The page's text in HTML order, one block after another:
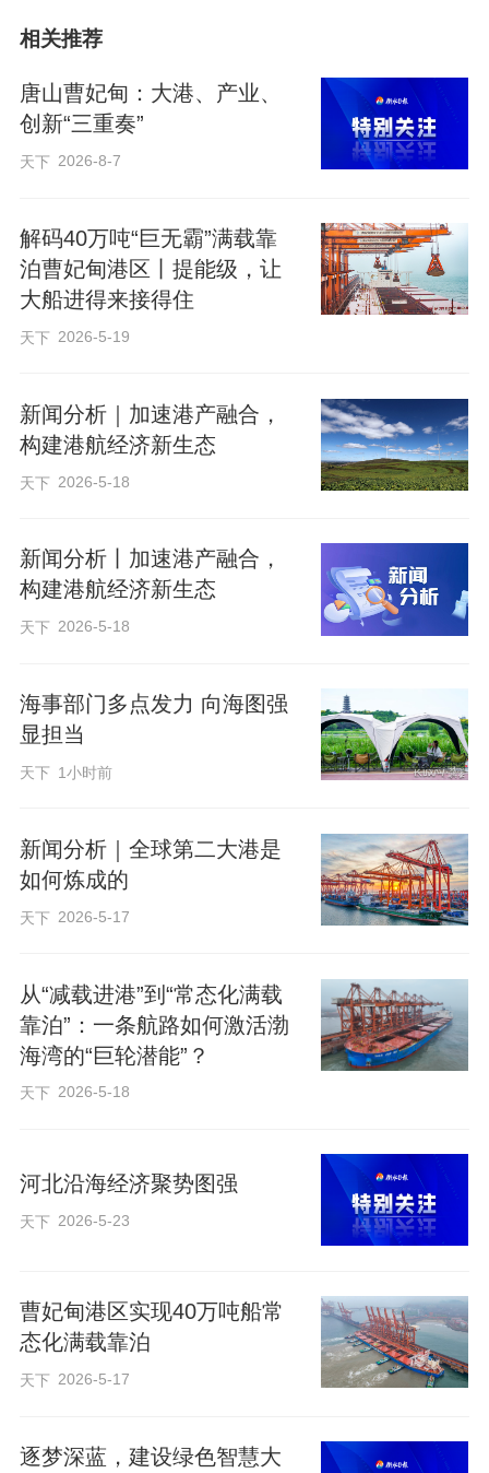
功满载靠泊，唐山港码头设施承载力、深
水航路安全性得到全面检验。强化枢纽功
能，释放“大港大船”效应，将带动临港物
流、贸易、钢铁等产业的持续跃升。
港口是国际贸易和全球供应链的重要枢
纽。站在“十五五”开局的新起点，唐山港加
快提升发展能级，完善综合服务功能，扩
大港口与腹地贸易，有利于激发拉动沿海
能。
变“流量”为“增量”，培育壮大临港物流
40万吨矿石船多了，存放铁矿石的码头堆
场空间紧张，怎么办？
妃甸矿石储运物流项目基本建成，两座超
大跨度的白色封闭料棚已然建起。一座料
“两座料棚加起来，静态存储能力达到300
堆存周转空间。”唐山曹妃甸矿石储运有限
公司总经理武秀坚说，目前项目矿石传送
系统已完成空载调试，5月底将进行重载调
试。
不光是仓储，该项目还具有混配、保税、
深加工等功能，为客户提供高效、低成本
“随着这个项目建成投用和后续项目逐步展
开，未来我们将把储运公司打造成‘矿石超
市’，唐山客户可就近采购进口铁矿石及加
矿石供应紧张时，他们将根据客户需求增
相关推荐
唐山曹妃甸：大港、产业、
创新“三重奏”
天下 2026-8-7
解码40万吨“巨无霸”满载靠
泊曹妃甸港区丨提能级，让
大船进得来接得住
天下 2026-5-19
新闻分析｜加速港产融合，
构建港航经济新生态
天下 2026-5-18
新闻分析丨加速港产融合，
构建港航经济新生态
天下 2026-5-18
海事部门多点发力 向海图强
显担当
天下 1小时前
新闻分析｜全球第二大港是
如何炼成的
天下 2026-5-17
从“减载进港”到“常态化满载
靠泊”：一条航路如何激活渤
海湾的“巨轮潜能”？
天下 2026-5-18
河北沿海经济聚势图强
天下 2026-5-23
曹妃甸港区实现40万吨船常
态化满载靠泊
天下 2026-5-17
逐梦深蓝，建设绿色智慧大